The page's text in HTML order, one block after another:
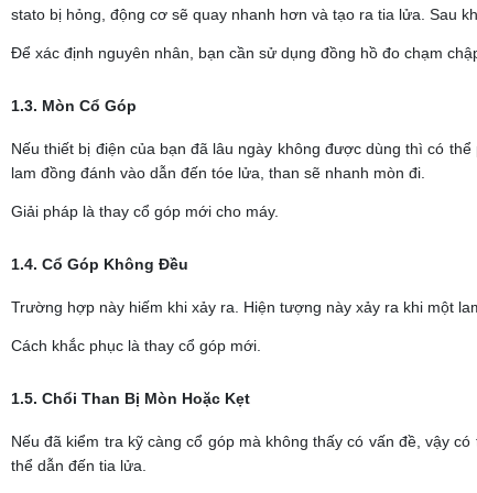
stato bị hỏng, động cơ sẽ quay nhanh hơn và tạo ra tia lửa. Sau
Để xác định nguyên nhân, bạn cần sử dụng đồng hồ đo chạm
1.3. Mòn Cổ Góp
Nếu thiết bị điện của bạn đã lâu ngày không được dùng thì có
lam đồng đánh vào dẫn đến tóe lửa, than sẽ nhanh mòn đi.
Giải pháp là thay cổ góp mới cho máy.
1.4. Cổ Góp Không Đều
Trường hợp này hiếm khi xảy ra. Hiện tượng này xảy ra khi một
Cách khắc phục là thay cổ góp mới.
1.5. Chổi Than Bị Mòn Hoặc Kẹt
Nếu đã kiểm tra kỹ càng cổ góp mà không thấy có vấn đề, vậy có
thể dẫn đến tia lửa.